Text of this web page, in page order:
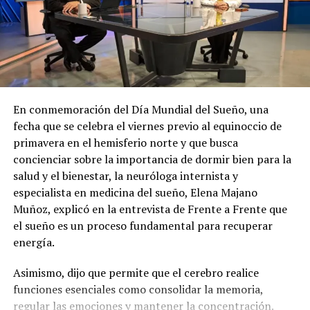
María Soledad Morales, embajadora de Chile en El
Salvador, destacó la participación de los jóvenes
expositores y recordó que es la segunda muestra de este
tipo que se recibe en su sede diplomática.
En conmemoración del Día Mundial del Sueño, una
fecha que se celebra el viernes previo al equinoccio de
primavera en el hemisferio norte y que busca
concienciar sobre la importancia de dormir bien para la
salud y el bienestar, la neuróloga internista y
especialista en medicina del sueño, Elena Majano
Muñoz, explicó en la entrevista de Frente a Frente que
el sueño es un proceso fundamental para recuperar
energía.
Asimismo, dijo que permite que el cerebro realice
funciones esenciales como consolidar la memoria,
regular las emociones y mantener la concentración.